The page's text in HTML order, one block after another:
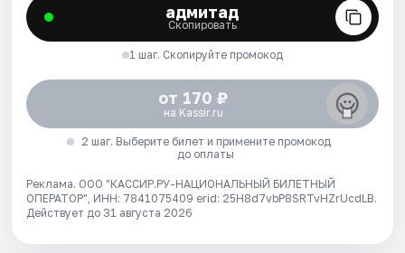
адмитад
Скопировать
1 шаг. Скопируйте промокод
от 170 ₽
на Kassir.ru
2 шаг. Выберите билет и примените промокод
до оплаты
Реклама. ООО "КАССИР.РУ-НАЦИОНАЛЬНЫЙ БИЛЕТНЫЙ
ОПЕРАТОР", ИНН: 7841075409 erid: 25H8d7vbP8SRTvHZrUcdLB.
Действует до 31 августа 2026